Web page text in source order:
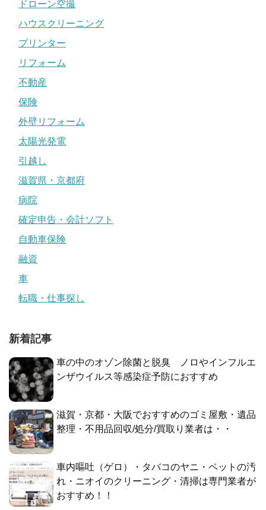
ドローン空撮
ハウスクリーニング
プリンター
リフォーム
不動産
保険
外壁リフォーム
太陽光発電
引越し
滋賀県・京都府
病院
確定申告・会計ソフト
自動車保険
融資
車
転職・仕事探し
新着記事
車の中のオゾン除菌と脱臭 ノロやインフルエ
ンザウイルス等感染症予防におすすめ
滋賀・京都・大阪でおすすめのゴミ屋敷・遺品
整理・不用品回収/処分/買取り業者は・・
車内嘔吐（ゲロ）・タバコのヤニ・ペットの汚
れ・ニオイのクリーニング・清掃は専門業者が
おすすめ！！